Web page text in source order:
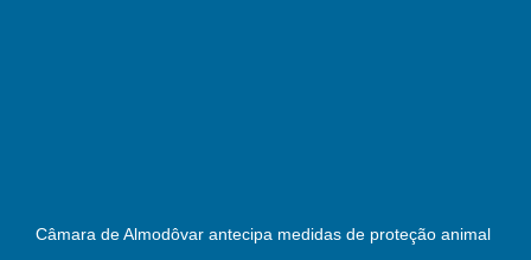
Câmara de Almodôvar antecipa medidas de proteção animal